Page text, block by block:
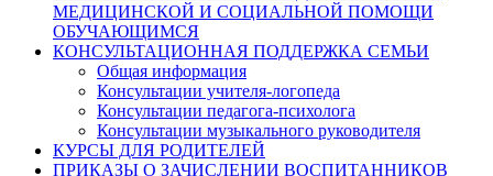
МЕДИЦИНСКОЙ И СОЦИАЛЬНОЙ ПОМОЩИ
ОБУЧАЮЩИМСЯ
КОНСУЛЬТАЦИОННАЯ ПОДДЕРЖКА СЕМЬИ
Общая информация
Консультации учителя-логопеда
Консультации педагога-психолога
Консультации музыкального руководителя
КУРСЫ ДЛЯ РОДИТЕЛЕЙ
ПРИКАЗЫ О ЗАЧИСЛЕНИИ ВОСПИТАННИКОВ